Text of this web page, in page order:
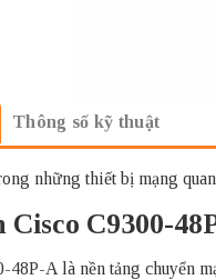
Thông số kỹ thuật
những thiết bị mạng
C9300-
48P-A là nền tảng chuyển